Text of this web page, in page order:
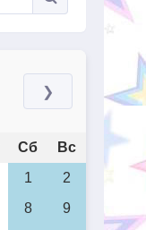
❯
Сб
Вс
1
2
8
9